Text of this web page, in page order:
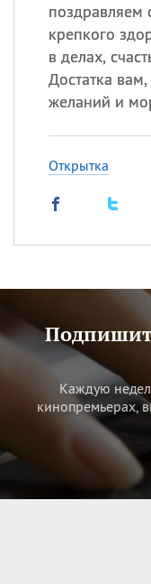
крепкого
в делах,
Достатка
желаний и
Открытка
Каждую
кинопремьерах,